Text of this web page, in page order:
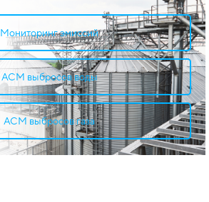
Мониторинг эмиссий
АСМ выбросов воды
АСМ выбросов газа